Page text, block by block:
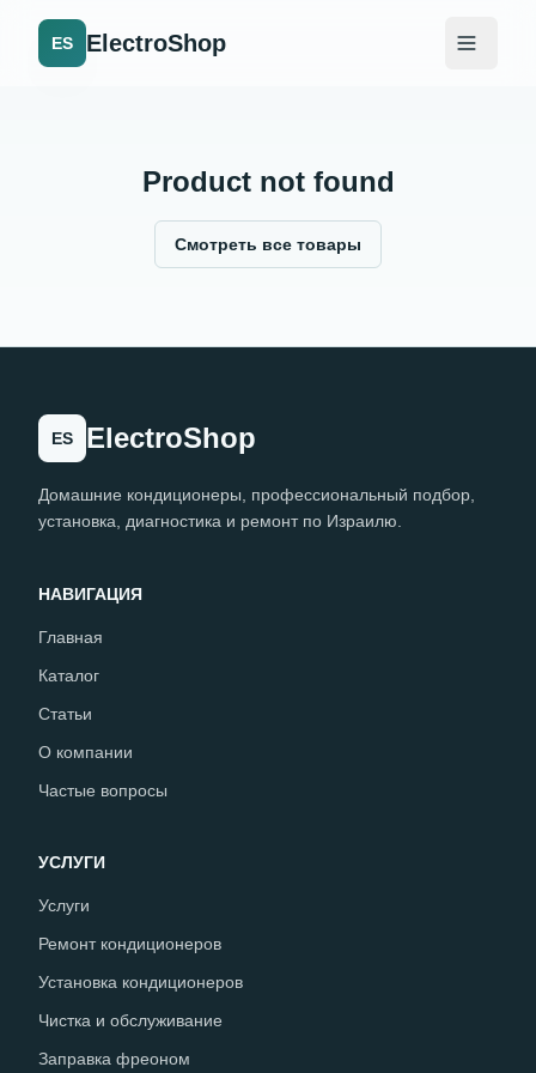
ES ElectroShop
Product not found
Смотреть все товары
ES ElectroShop
Домашние кондиционеры, профессиональный подбор,
установка, диагностика и ремонт по Израилю.
НАВИГАЦИЯ
Главная
Каталог
Статьи
О компании
Частые вопросы
УСЛУГИ
Услуги
Ремонт кондиционеров
Установка кондиционеров
Чистка и обслуживание
Заправка фреоном